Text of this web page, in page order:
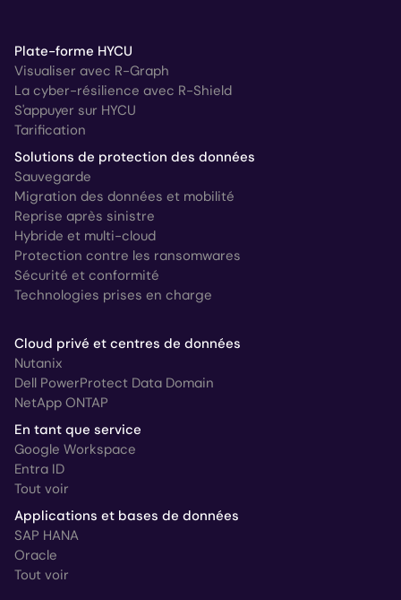
Plate-forme HYCU
Visualiser avec R-Graph
La cyber-résilience avec R-Shield
S'appuyer sur HYCU
Tarification
Solutions de protection des données
Sauvegarde
Migration des données et mobilité
Reprise après sinistre
Hybride et multi-cloud
Protection contre les ransomwares
Sécurité et conformité
Technologies prises en charge
Cloud privé et centres de données
Nutanix
Dell PowerProtect Data Domain
NetApp ONTAP
En tant que service
Google Workspace
Entra ID
Tout voir
Applications et bases de données
SAP HANA
Oracle
Tout voir